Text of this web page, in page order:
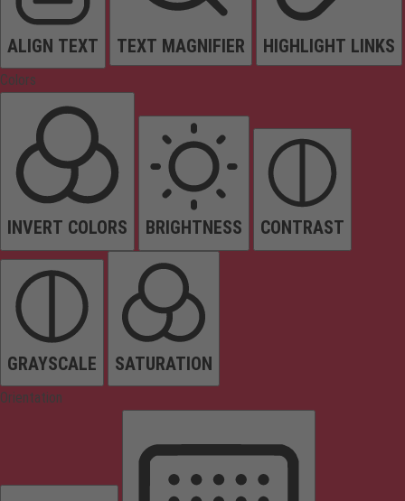
ALIGN TEXT TEXT MAGNIFIER HIGHLIGHT LINKS
Colors
INVERT COLORS BRIGHTNESS CONTRAST
GRAYSCALE SATURATION
Orientation